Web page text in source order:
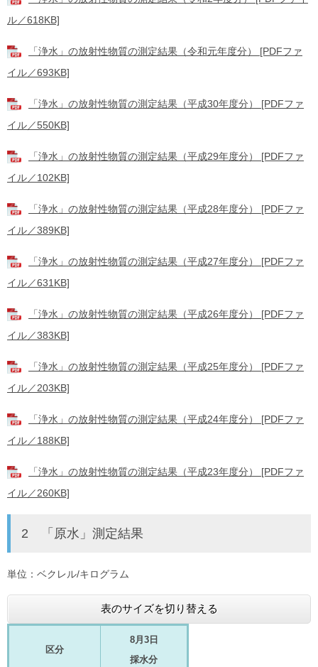
ル／618KB]
「浄水」の放射性物質の測定結果（令和元年度分） [PDFファ
イル／693KB]
「浄水」の放射性物質の測定結果（平成30年度分） [PDFファ
イル／550KB]
「浄水」の放射性物質の測定結果（平成29年度分） [PDFファ
イル／102KB]
「浄水」の放射性物質の測定結果（平成28年度分） [PDFファ
イル／389KB]
「浄水」の放射性物質の測定結果（平成27年度分） [PDFファ
イル／631KB]
「浄水」の放射性物質の測定結果（平成26年度分） [PDFファ
イル／383KB]
「浄水」の放射性物質の測定結果（平成25年度分） [PDFファ
イル／203KB]
「浄水」の放射性物質の測定結果（平成24年度分） [PDFファ
イル／188KB]
「浄水」の放射性物質の測定結果（平成23年度分） [PDFファ
イル／260KB]
2 「原水」測定結果
単位：ベクレル/キログラム
表のサイズを切り替える
区分
8月3日
採水分